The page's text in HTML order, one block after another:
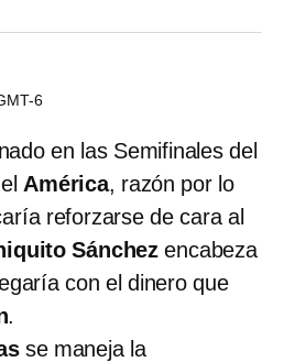
6
en las Semifinales del
América, razón por lo
reforzarse de cara al
Sánchezencabeza
con el dinero que
.
se maneja la